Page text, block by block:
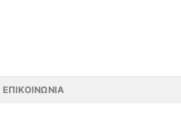
ΕΠΙΚΟΙΝΩΝΊΑ